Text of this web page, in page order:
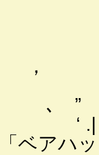
，
､
.|
ベアハッ